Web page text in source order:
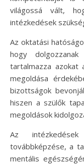
világossá vált,
intézkedések
Az oktatási
hogy
tartalmazza azokat
megoldása
bizottságok
hiszen a szülők
megoldások
Az
továbbképzése, a
mentális